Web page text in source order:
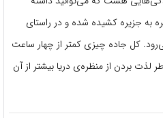
از طریق 42 پل جزیره به جزیره کشیده شده و در راستای
کل جاده چیزی کمتر از چهار ساعت
بردن از منظره‌ی دریا بیشتر از آن